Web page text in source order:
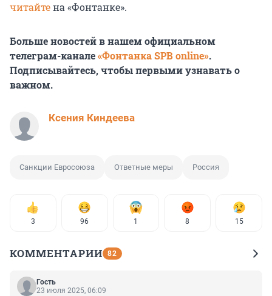
читайтена «Фонтанке».
Больше новостей в нашем официальном
телеграм-канале«Фонтанка SPB online».
Подписывайтесь, чтобы первыми узнавать о
важном.
Ксения Киндеева
Санкции Евросоюза Ответные меры Россия
3 96 1 8 15
КОММЕНТАРИИ 82
Гость
23 июля 2025, 06:09